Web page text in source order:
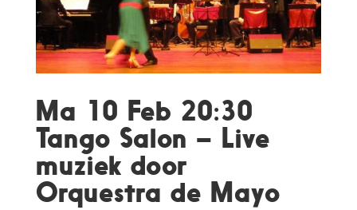
Ma 10 Feb 20:30
Tango Salon – Live
muziek door
Orquestra de Mayo